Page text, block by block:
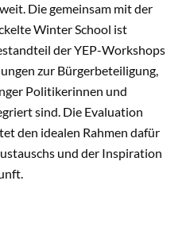
Die gemeinsam mit der
Winter School ist
der YEP-Workshops
zur Bürgerbeteiligung,
Politikerinnen und
sind. Die Evaluation
den idealen Rahmen dafür
und der Inspiration